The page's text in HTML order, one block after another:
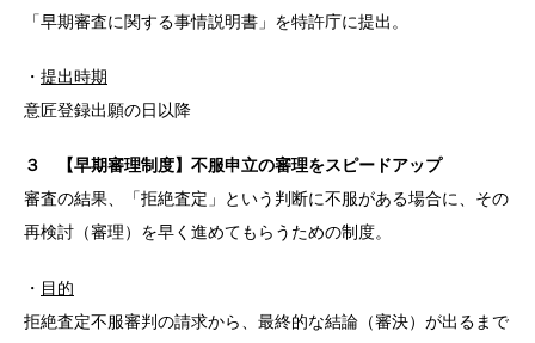
「早期審査に関する事情説明書」を特許庁に提出。
・ 提出時期
意匠登録出願の日以降
３ 【早期審理制度】不服申立の審理をスピードアップ
審査の結果、「拒絶査定」という判断に不服がある場合に、その
再検討（審理）を早く進めてもらうための制度。
・ 目的
拒絶査定不服審判の請求から、最終的な結論（審決）が出るまで